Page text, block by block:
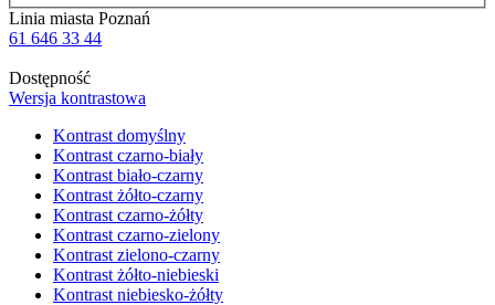
Linia miasta Poznań
61 646 33 44
Dostępność
Wersja kontrastowa
Kontrast domyślny
Kontrast czarno-biały
Kontrast biało-czarny
Kontrast żółto-czarny
Kontrast czarno-żółty
Kontrast czarno-zielony
Kontrast zielono-czarny
Kontrast żółto-niebieski
Kontrast niebiesko-żółty